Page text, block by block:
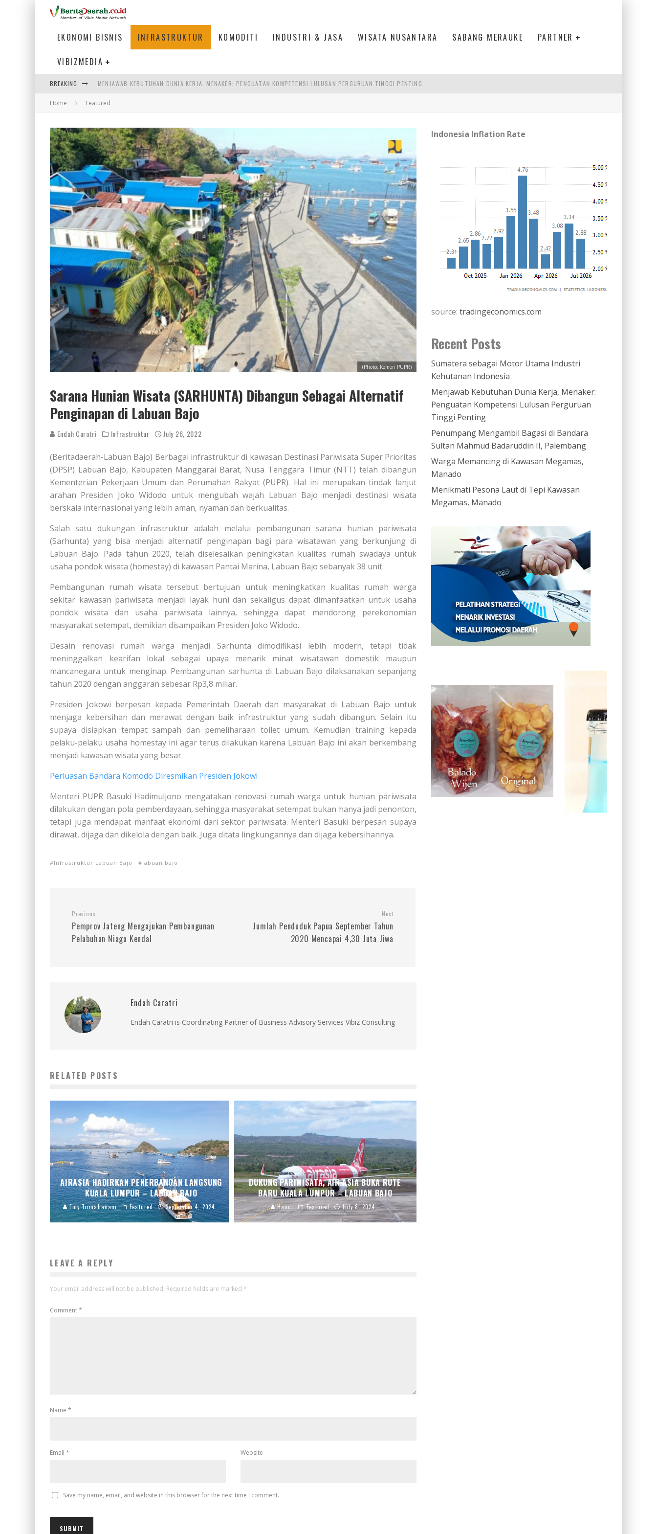
EKONOMI BISNIS INFRASTRUKTUR KOMODITI INDUSTRI & JASA WISATA NUSANTARA SABANG MERAUKE PARTNER
VIBIZMEDIA
BREAKING PENUMPANG MENGAMBIL BAGASI DI BANDARA SULTAN MAHMUD BADARUDDIN II, PALEMBANG
WARGA MEMANCING DI KAWASAN MEGAMAS, MANADO
MENJAWAB KEBUTUHAN DUNIA KERJA, MENAKER: PENGUATAN KOMPETENSI LULUSAN PERGURUAN TINGGI PENTING
Home Featured
(Photo: Kemen PUPR)
Sarana Hunian Wisata (SARHUNTA) Dibangun Sebagai Alternatif
Penginapan di Labuan Bajo
Endah Caratri Infrastruktur July 26, 2022
(Beritadaerah-Labuan Bajo) Berbagai infrastruktur di kawasan Destinasi Pariwisata Super Prioritas
(DPSP) Labuan Bajo, Kabupaten Manggarai Barat, Nusa Tenggara Timur (NTT) telah dibangun
Kementerian Pekerjaan Umum dan Perumahan Rakyat (PUPR). Hal ini merupakan tindak lanjut
arahan Presiden Joko Widodo untuk mengubah wajah Labuan Bajo menjadi destinasi wisata
berskala internasional yang lebih aman, nyaman dan berkualitas.
Salah satu dukungan infrastruktur adalah melalui pembangunan sarana hunian pariwisata
(Sarhunta) yang bisa menjadi alternatif penginapan bagi para wisatawan yang berkunjung di
Labuan Bajo. Pada tahun 2020, telah diselesaikan peningkatan kualitas rumah swadaya untuk
usaha pondok wisata (homestay) di kawasan Pantai Marina, Labuan Bajo sebanyak 38 unit.
Pembangunan rumah wisata tersebut bertujuan untuk meningkatkan kualitas rumah warga
sekitar kawasan pariwisata menjadi layak huni dan sekaligus dapat dimanfaatkan untuk usaha
pondok wisata dan usaha pariwisata lainnya, sehingga dapat mendorong perekonomian
masyarakat setempat, demikian disampaikan Presiden Joko Widodo.
Desain renovasi rumah warga menjadi Sarhunta dimodifikasi lebih modern, tetapi tidak
meninggalkan kearifan lokal sebagai upaya menarik minat wisatawan domestik maupun
mancanegara untuk menginap. Pembangunan sarhunta di Labuan Bajo dilaksanakan sepanjang
tahun 2020 dengan anggaran sebesar Rp3,8 miliar.
Presiden Jokowi berpesan kepada Pemerintah Daerah dan masyarakat di Labuan Bajo untuk
menjaga kebersihan dan merawat dengan baik infrastruktur yang sudah dibangun. Selain itu
supaya disiapkan tempat sampah dan pemeliharaan toilet umum. Kemudian training kepada
pelaku-pelaku usaha homestay ini agar terus dilakukan karena Labuan Bajo ini akan berkembang
menjadi kawasan wisata yang besar.
Perluasan Bandara Komodo Diresmikan Presiden Jokowi
Menteri PUPR Basuki Hadimuljono mengatakan renovasi rumah warga untuk hunian pariwisata
dilakukan dengan pola pemberdayaan, sehingga masyarakat setempat bukan hanya jadi penonton,
tetapi juga mendapat manfaat ekonomi dari sektor pariwisata. Menteri Basuki berpesan supaya
dirawat, dijaga dan dikelola dengan baik. Juga ditata lingkungannya dan dijaga kebersihannya.
Infrastruktur Labuan Bajo labuan bajo
Previous
Pemprov Jateng Mengajukan Pembangunan
Pelabuhan Niaga Kendal
Next
Jumlah Penduduk Papua September Tahun
2020 Mencapai 4,30 Juta Jiwa
Endah Caratri
Endah Caratri is Coordinating Partner of Business Advisory Services Vibiz Consulting
RELATED POSTS
AIRASIA HADIRKAN PENERBANGAN LANGSUNG
KUALA LUMPUR – LABUAN BAJO
Emy Trimahanani Featured September 4, 2024
DUKUNG PARIWISATA, AIR ASIA BUKA RUTE
BARU KUALA LUMPUR – LABUAN BAJO
Handi Featured July 8, 2024
LEAVE A REPLY
Your email address will not be published. Required fields are marked *
Comment*
Name *
Email * Website
Save my name, email, and website in this browser for the next time I comment.
Indonesia Inflation Rate
source: tradingeconomics.com
Recent Posts
Sumatera sebagai Motor Utama Industri
Kehutanan Indonesia
Menjawab Kebutuhan Dunia Kerja, Menaker:
Penguatan Kompetensi Lulusan Perguruan
Tinggi Penting
Penumpang Mengambil Bagasi di Bandara
Sultan Mahmud Badaruddin II, Palembang
Warga Memancing di Kawasan Megamas,
Manado
Menikmati Pesona Laut di Tepi Kawasan
Megamas, Manado